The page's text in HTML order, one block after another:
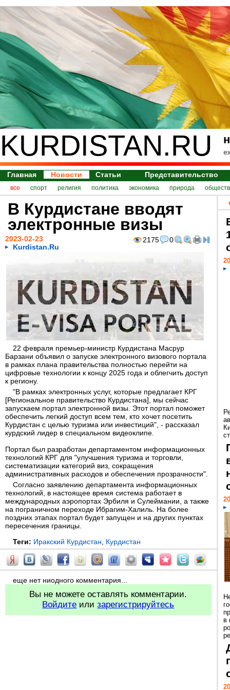
KURDISTAN.RU
Главная Новости Статьи Представительство
все спорт религия политика экономика природа
В Курдистане вводят
электронные визы
2175 0
2023-02-23
Kurdistan.Ru
22 февраля премьер-министр Курдистана Масрур
Барзани объявил о запуске электронного визового портала
в рамках плана правительства полностью перейти на
цифровые технологии к концу 2025 года и облегчить доступ
к региону.
"В рамках электронных услуг, которые предлагает КРГ
[Региональное правительство Курдистана], мы сейчас
запускаем портал электронной визы. Этот портал поможет
обеспечить легкий доступ всем тем, кто хочет посетить
Курдистан с целью туризма или инвестиций", - рассказал
курдский лидер в специальном видеоклипе.
Портал был разработан департаментом информационных
технологий КРГ для "улучшения туризма и торговли,
систематизации категорий виз, сокращения
административных расходов и обеспечения прозрачности".
Согласно заявлению департамента информационных
технологий, в настоящее время система работает в
международных аэропортах Эрбиля и Сулеймании, а также
на пограничном переходе Ибрагим-Халиль. На более
поздних этапах портал будет запущен и на других пунктах
пересечения границы.
Теги: Иракский Курдистан Курдистан
еще нет ниодного комментария...
Вы не можете оставлять комментарии.
Войдите илизарегистрируйтесь
в